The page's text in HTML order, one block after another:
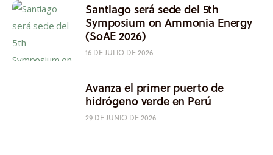
Santiago será sede del 5th
Symposium on Ammonia Energy
(SoAE 2026)
16 DE JULIO DE 2026
Avanza el primer puerto de
hidrógeno verde en Perú
29 DE JUNIO DE 2026